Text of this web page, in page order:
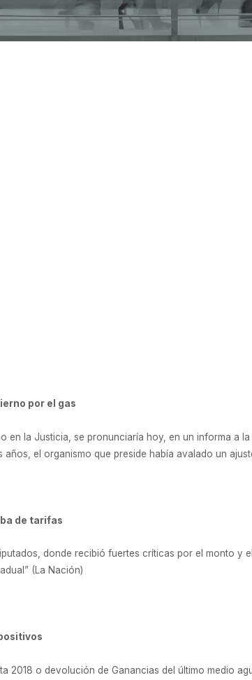
por el gas
en la Justicia, se pronunciaría hoy, en un informa a
el organismo que preside había avalado un
de tarifas
donde recibió fuertes críticas por el monto y
(La Nación)
2018 o devolución de Ganancias del último medio